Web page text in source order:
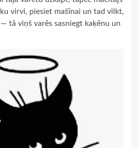
virvi, piesiet mašīnai un tad vilkt,
tā viņš varēs sasniegt kaķēnu un